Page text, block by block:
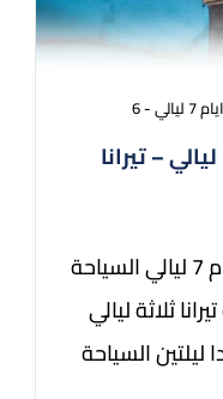
برنامج سياحي البانيا 8 ايام 7 ليالي – تيرانا
افضل برنامج سياحي البانيا 8 ايام 7 ليالي السياحة
ثلاثة ليالي
ليلتين السياحة